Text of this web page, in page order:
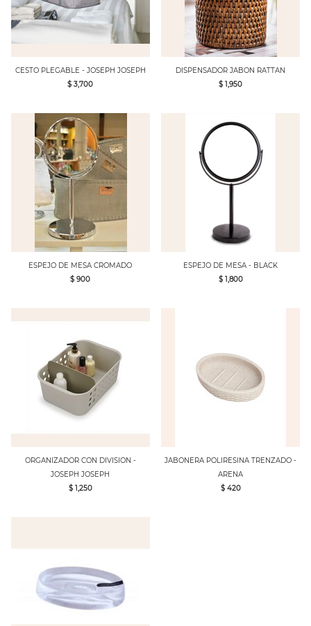
CESTO PLEGABLE - JOSEPH JOSEPH
$ 3,700
DISPENSADOR JABON RATTAN
$ 1,950
ESPEJO DE MESA CROMADO
$ 900
ESPEJO DE MESA - BLACK
$ 1,800
ORGANIZADOR CON DIVISION -
JOSEPH JOSEPH
$ 1,250
JABONERA POLIRESINA TRENZADO -
ARENA
$ 420